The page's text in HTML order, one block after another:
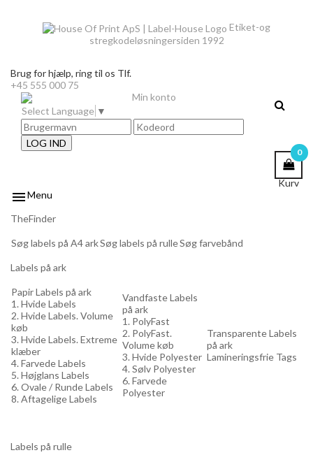
Etiket-og
stregkodeløsningersiden 1992
Brug for hjælp, ring til os Tlf.
+45 555 000 75
Select Language ▼
LOG IND
0
Kurv
Min konto
Menu
TheFinder
Søg labels på A4 arkSøg labels på rulleSøg farvebånd
Labels på ark
Papir Labels på ark
1. Hvide Labels
2. Hvide Labels. Volume
køb
3. Hvide Labels. Extreme
klæber
4. Farvede Labels
5. Højglans Labels
6. Ovale / Runde Labels
8. Aftagelige Labels
Vandfaste Labels
på ark
1. PolyFast
2. PolyFast.
Volume køb
3. Hvide Polyester
4. Sølv Polyester
6. Farvede
Polyester
Transparente Labels
på ark
Lamineringsfrie Tags
Labels på rulle